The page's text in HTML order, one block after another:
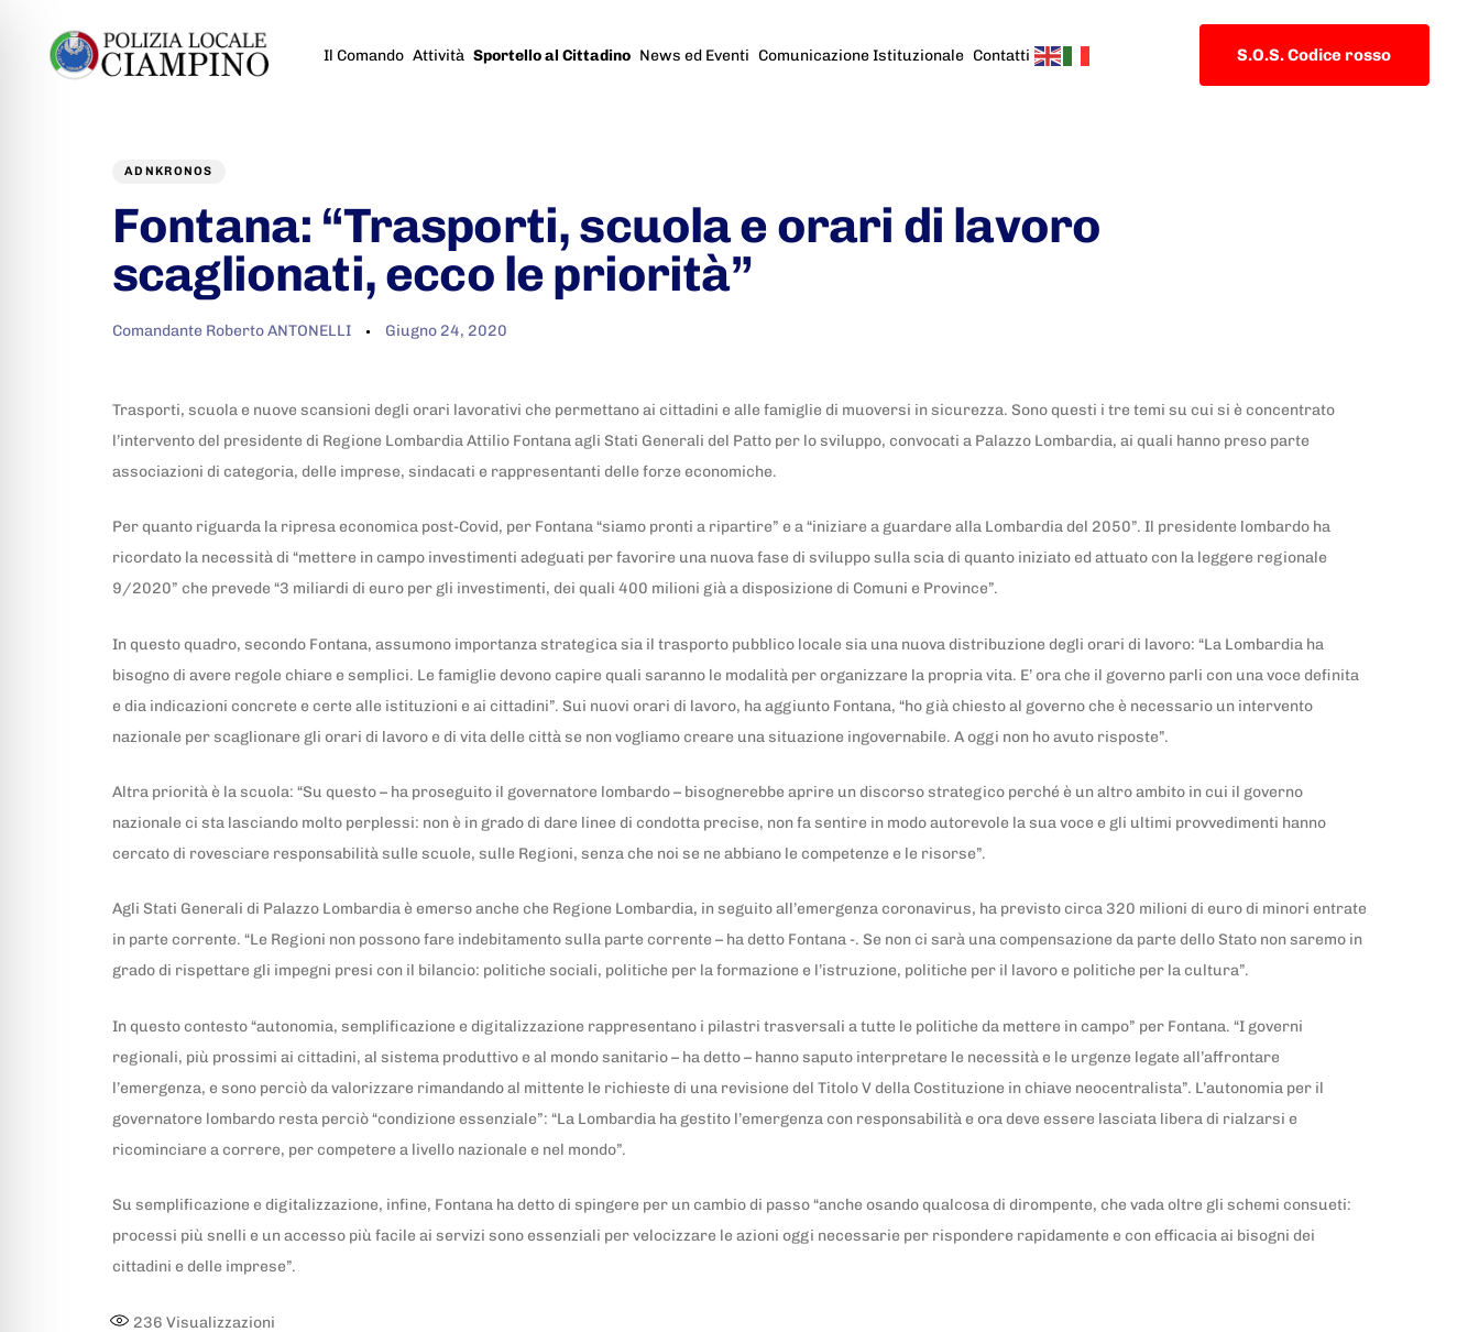
Il Comando Attività Sportello al Cittadino News ed Eventi Comunicazione Istituzionale Contatti S.O.S. Codice rosso
ADNKRONOS
Fontana: “Trasporti, scuola e orari di lavoro
scaglionati, ecco le priorità”
Comandante Roberto ANTONELLI Giugno 24, 2020
Trasporti, scuola e nuove scansioni degli orari lavorativi che permettano ai cittadini e alle famiglie di muoversi in sicurezza. Sono questi i tre temi su cui si è concentrato
l’intervento del presidente di Regione Lombardia Attilio Fontana agli Stati Generali del Patto per lo sviluppo, convocati a Palazzo Lombardia, ai quali hanno preso parte
associazioni di categoria, delle imprese, sindacati e rappresentanti delle forze economiche.
Per quanto riguarda la ripresa economica post-Covid, per Fontana “siamo pronti a ripartire” e a “iniziare a guardare alla Lombardia del 2050”. Il presidente lombardo ha
ricordato la necessità di “mettere in campo investimenti adeguati per favorire una nuova fase di sviluppo sulla scia di quanto iniziato ed attuato con la leggere regionale
9/2020” che prevede “3 miliardi di euro per gli investimenti, dei quali 400 milioni già a disposizione di Comuni e Province”.
In questo quadro, secondo Fontana, assumono importanza strategica sia il trasporto pubblico locale sia una nuova distribuzione degli orari di lavoro: “La Lombardia ha
bisogno di avere regole chiare e semplici. Le famiglie devono capire quali saranno le modalità per organizzare la propria vita. E’ ora che il governo parli con una voce definita
e dia indicazioni concrete e certe alle istituzioni e ai cittadini”. Sui nuovi orari di lavoro, ha aggiunto Fontana, “ho già chiesto al governo che è necessario un intervento
nazionale per scaglionare gli orari di lavoro e di vita delle città se non vogliamo creare una situazione ingovernabile. A oggi non ho avuto risposte”.
Altra priorità è la scuola: “Su questo – ha proseguito il governatore lombardo – bisognerebbe aprire un discorso strategico perché è un altro ambito in cui il governo
nazionale ci sta lasciando molto perplessi: non è in grado di dare linee di condotta precise, non fa sentire in modo autorevole la sua voce e gli ultimi provvedimenti hanno
cercato di rovesciare responsabilità sulle scuole, sulle Regioni, senza che noi se ne abbiano le competenze e le risorse”.
Agli Stati Generali di Palazzo Lombardia è emerso anche che Regione Lombardia, in seguito all’emergenza coronavirus, ha previsto circa 320 milioni di euro di minori entrate
in parte corrente. “Le Regioni non possono fare indebitamento sulla parte corrente – ha detto Fontana -. Se non ci sarà una compensazione da parte dello Stato non saremo in
grado di rispettare gli impegni presi con il bilancio: politiche sociali, politiche per la formazione e l’istruzione, politiche per il lavoro e politiche per la cultura”.
In questo contesto “autonomia, semplificazione e digitalizzazione rappresentano i pilastri trasversali a tutte le politiche da mettere in campo” per Fontana. “I governi
regionali, più prossimi ai cittadini, al sistema produttivo e al mondo sanitario – ha detto – hanno saputo interpretare le necessità e le urgenze legate all’affrontare
l’emergenza, e sono perciò da valorizzare rimandando al mittente le richieste di una revisione del Titolo V della Costituzione in chiave neocentralista”. L’autonomia per il
governatore lombardo resta perciò “condizione essenziale”: “La Lombardia ha gestito l’emergenza con responsabilità e ora deve essere lasciata libera di rialzarsi e
ricominciare a correre, per competere a livello nazionale e nel mondo”.
Su semplificazione e digitalizzazione, infine, Fontana ha detto di spingere per un cambio di passo “anche osando qualcosa di dirompente, che vada oltre gli schemi consueti:
processi più snelli e un accesso più facile ai servizi sono essenziali per velocizzare le azioni oggi necessarie per rispondere rapidamente e con efficacia ai bisogni dei
cittadini e delle imprese”.
236 Visualizzazioni